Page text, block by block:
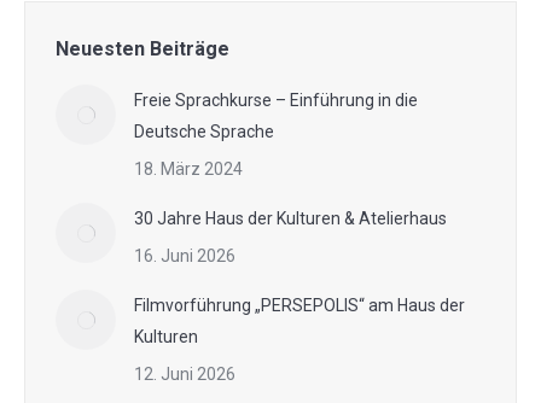
Neuesten Beiträge
Freie Sprachkurse – Einführung in die
Deutsche Sprache
18. März 2024
30 Jahre Haus der Kulturen & Atelierhaus
16. Juni 2026
Filmvorführung „PERSEPOLIS“ am Haus der
Kulturen
12. Juni 2026